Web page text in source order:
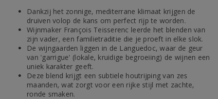
Dankzij het zonnige, mediterrane klimaat krijgen de
druiven volop de kans om perfect rijp te worden.
Wijnmaker François Teisserenc leerde het blenden van
zijn vader, een familietraditie die je proeft in elke slok.
De wijngaarden liggen in de Languedoc, waar de geur
van 'garrigue' (lokale, kruidige begroeiing) de wijnen een
uniek karakter geeft.
Deze blend krijgt een subtiele houtrijping van zes
maanden, wat zorgt voor een rijke stijl met zachte,
ronde smaken.